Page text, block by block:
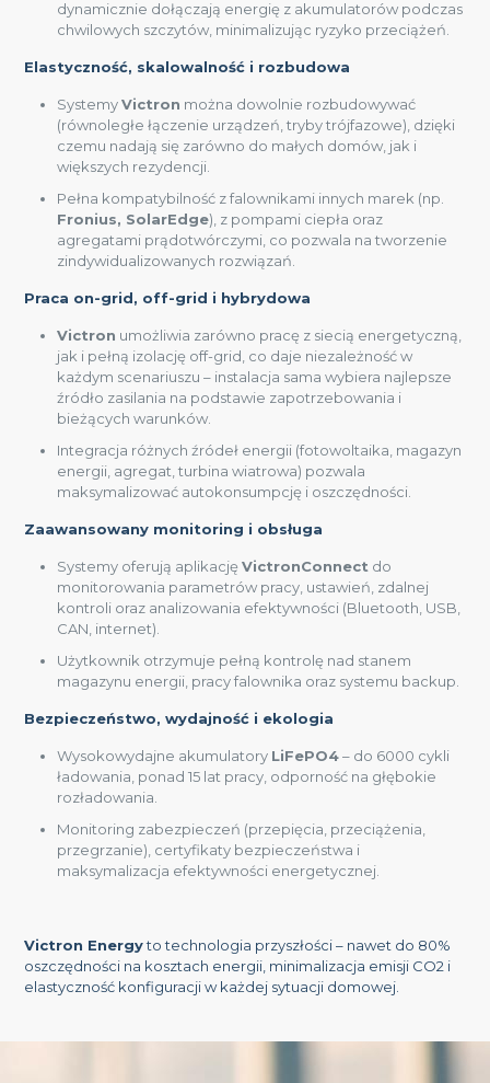
dynamicznie dołączają energię z akumulatorów podczas
chwilowych szczytów, minimalizując ryzyko przeciążeń.
Elastyczność, skalowalność i rozbudowa
SystemyVictron można dowolnie rozbudowywać
(równoległe łączenie urządzeń, tryby trójfazowe), dzięki
czemu nadają się zarówno do małych domów, jak i
większych rezydencji.
Pełna kompatybilność z falownikami innych marek (np.
Fronius, SolarEdge), z pompami ciepła oraz
agregatami prądotwórczymi, co pozwala na tworzenie
zindywidualizowanych rozwiązań.
Praca on-grid, off-grid i hybrydowa
Victron umożliwia zarówno pracę z siecią energetyczną,
jak i pełną izolację off-grid, co daje niezależność w
każdym scenariuszu – instalacja sama wybiera najlepsze
źródło zasilania na podstawie zapotrzebowania i
bieżących warunków.
Integracja różnych źródeł energii (fotowoltaika, magazyn
energii, agregat, turbina wiatrowa) pozwala
maksymalizować autokonsumpcję i oszczędności.
Zaawansowany monitoring i obsługa
Systemy oferują aplikacjęVictronConnect do
monitorowania parametrów pracy, ustawień, zdalnej
kontroli oraz analizowania efektywności (Bluetooth, USB,
CAN, internet).
Użytkownik otrzymuje pełną kontrolę nad stanem
magazynu energii, pracy falownika oraz systemu backup.
Bezpieczeństwo, wydajność i ekologia
Wysokowydajne akumulatory LiFePO4– do 6000 cykli
ładowania, ponad 15 lat pracy, odporność na głębokie
rozładowania.
Monitoring zabezpieczeń (przepięcia, przeciążenia,
przegrzanie), certyfikaty bezpieczeństwa i
maksymalizacja efektywności energetycznej.
Victron Energyto technologia przyszłości – nawet do 80%
oszczędności na kosztach energii, minimalizacja emisji CO2 i
elastyczność konfiguracji w każdej sytuacji domowej.